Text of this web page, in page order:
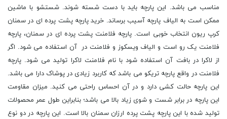
مناسب می باشد. این پارچه باید با دست شسته شوند. شستشو با ماشین
ممکن است به الیاف پارچه آسیب برساند. خرید پارچه پشت پرده ای در سمنان
کرپ ریون انتخاب خوبی است. پارچه فلامنت پشت پرده ای در سمنان، پارچه
فلامنت یک رو است و الیاف ویسکوز و فلامنت در آن استفاده می شود. اگر
از لاکرا در بافت آن استفاده شود با نام فلامنت لاکرا تولید می شود. پارچه
فلامنت در واقع پارچه تریکو می باشد که کاربرد زیادی در پوشاک دارا می باشد.
این پارچه حالت کشی دارد و در آن احساس راحتی می کنید. میزان مقاومت
این پارچه در برابر شست و شوی زیاد بالا می باشد؛ بنابراین طول عمر محصولات
تولید شده با این پارچه پشت پرده ارزان سمنان بالا است. این پارچه در دو نوع